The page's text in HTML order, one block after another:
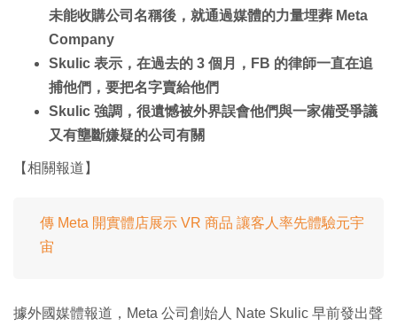
未能收購公司名稱後，就通過媒體的力量埋葬 Meta
Company
Skulic 表示，在過去的 3 個月，FB 的律師一直在追
捕他們，要把名字賣給他們
Skulic 強調，很遺憾被外界誤會他們與一家備受爭議
又有壟斷嫌疑的公司有關
【相關報道】
傳 Meta 開實體店展示 VR 商品 讓客人率先體驗元宇
宙
據外國媒體報道，Meta 公司創始人 Nate Skulic 早前發出聲